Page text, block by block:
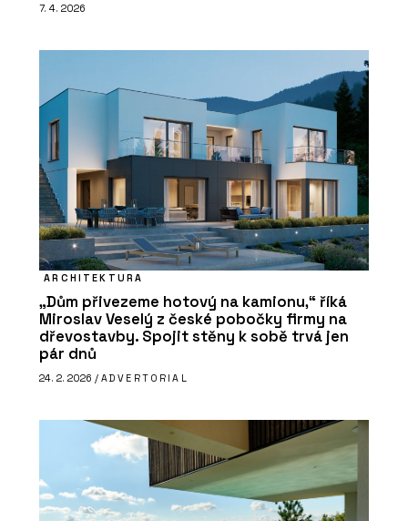
7. 4. 2026
ARCHITEKTURA
„Dům přivezeme hotový na kamionu,“ říká
Miroslav Veselý z české pobočky firmy na
dřevostavby. Spojit stěny k sobě trvá jen
pár dnů
24. 2. 2026 / ADVERTORIAL